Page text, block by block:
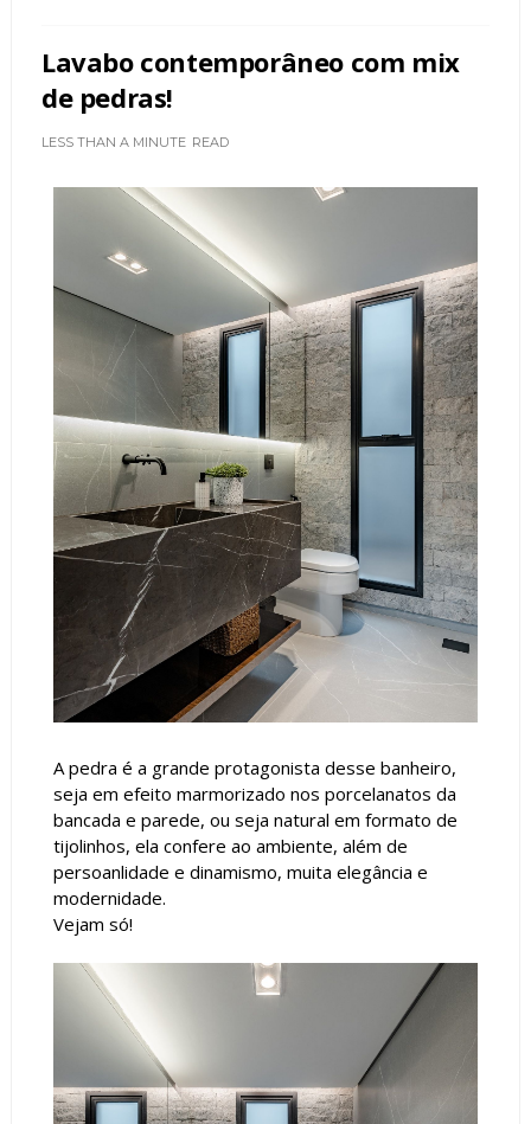
Lavabo contemporâneo com mix
de pedras!
LESS THAN A MINUTE READ
A pedra é a grande protagonista desse banheiro,
seja em efeito marmorizado nos porcelanatos da
bancada e parede, ou seja natural em formato de
tijolinhos, ela confere ao ambiente, além de
persoanlidade e dinamismo, muita elegância e
modernidade.
Vejam só!